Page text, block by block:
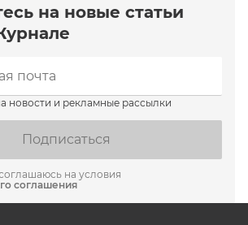
на новые статьи
новости и рекламные рассылки
Подписаться
на условия
соглашения